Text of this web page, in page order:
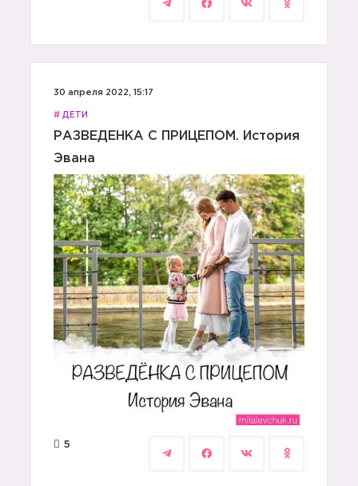
30 апреля 2022, 15:17
# ДЕТИ
РАЗВЕДЕНКА С ПРИЦЕПОМ. История
Эвана
5